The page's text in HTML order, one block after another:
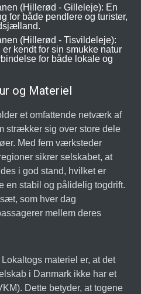
(Hillerød - Gilleleje): En
for både pendlere og turister,
(Hillerød - Tisvildeleje):
kendt for sin smukke natur
for både lokale og
og Materiel
et omfattende netværk af
strækker sig over store dele
Med fem værksteder
sikrer selskabet, at
i god stand, hvilket er
en stabil og pålidelig togdrift.
som hver dag
mellem deres
materiel er, at det
i Danmark ikke har et
Dette betyder, at togene